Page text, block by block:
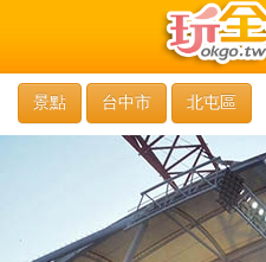
景點 台中市 北屯區